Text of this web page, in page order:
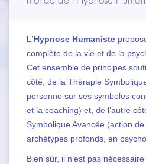
CHAMPS
CONTACT
L’Hypnose Humaniste
complète de la vie et de la
Cet ensemble de principes
côté, de la Thérapie
personne sur ses symboles
et la coaching) et, de l’autre
Symbolique Avancée (action
archétypes profonds, en
Bien sûr, il n’est pas